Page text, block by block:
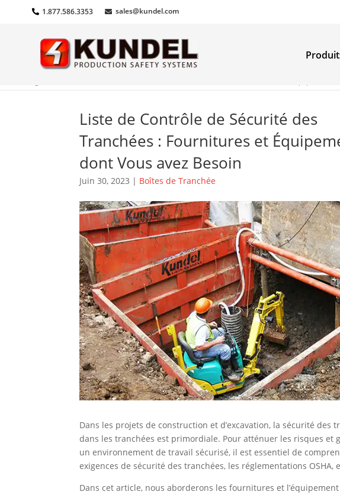
1.877.586.3353 sales@kundel.com
Liste de Contrôle de Sécurité des
Tranchées : Fournitures et
dont Vous avez Besoin
Juin 30, 2023 | Boîtes de Tranchée
Dans les projets de construction et d’excavation, la sécurité des
dans les tranchées est primordiale. Pour atténuer les risques et
un environnement de travail sécurisé, il est essentiel de
exigences de sécurité des tranchées, les réglementations OSHA,
Dans cet article, nous aborderons les fournitures et l’équipement